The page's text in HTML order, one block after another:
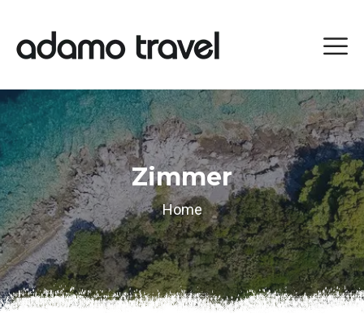
Zimmer
Home